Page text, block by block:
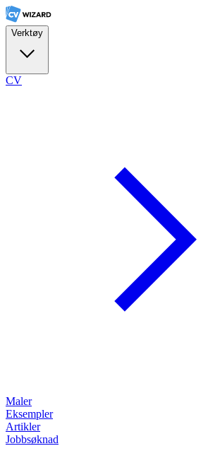
Verktøy
CV
Maler
Eksempler
Artikler
Jobbsøknad